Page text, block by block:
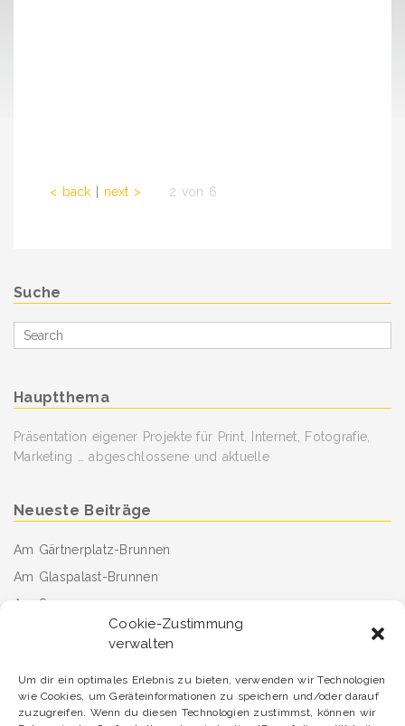
Cookie-Zustimmung
verwalten
Um dir ein optimales Erlebnis zu bieten, verwenden wir Technologien
wie Cookies, um Geräteinformationen zu speichern und/oder darauf
zuzugreifen. Wenn du diesen Technologien zustimmst, können wir
< back next > 2 von 6
Suche
Search
for
Hauptthema
Präsentation eigener Projekte für Print, Internet, Fotografie,
Marketing … abgeschlossene und aktuelle
Neueste Beiträge
Am Gärtnerplatz-Brunnen
Am Glaspalast-Brunnen
Am See
Fahrt mit der legendären Dampf-Straßenbahn
Damit der Tag gut beginnt
arrived – angekommen